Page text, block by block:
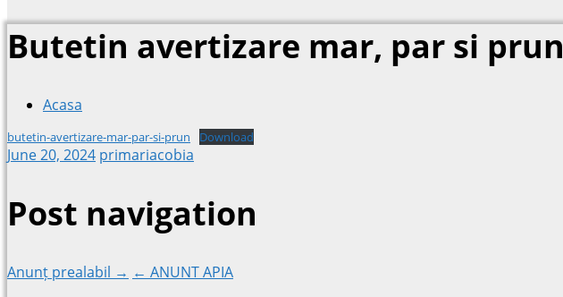
Butetin avertizare mar, par si prun
Acasa
butetin-avertizare-mar-par-si-prun Download
June 20, 2024 primariacobia
Post navigation
Anunț prealabil → ← ANUNT APIA